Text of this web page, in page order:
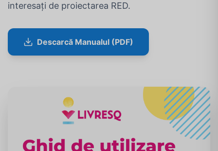
interesați de proiectarea RED.
Descarcă Manualul (PDF)